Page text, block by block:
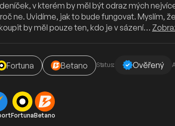
v kterém by měl být odraz mých
ne. Uvidíme, jak to bude fungovat. Myslím,
by měl pouze ten, kdo je v sázení…
Fortuna Betano Status: Ověřený
FortunaBetano